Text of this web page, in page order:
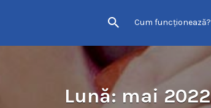
Cum funcţionează?
Lună: mai 2022